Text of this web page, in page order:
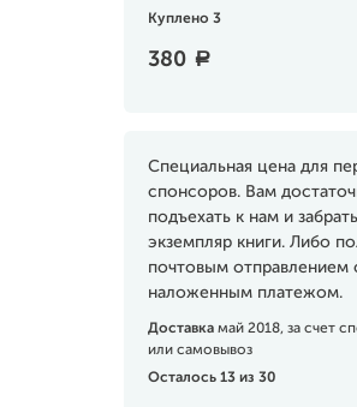
Куплено 3
380 a
Специальная цена для
спонсоров. Вам
подъехать к нам и
экземпляр книги. Либо
почтовым отправлением
наложенным платежом.
Доставка май 2018, за счет
или самовывоз
Осталось 13 из 30